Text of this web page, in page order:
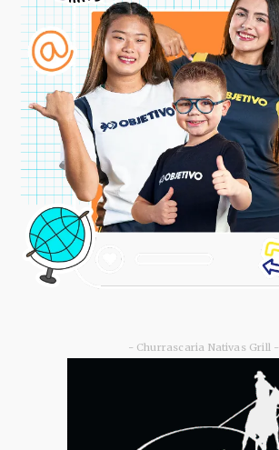
- Churrascaria Nativas Grill -